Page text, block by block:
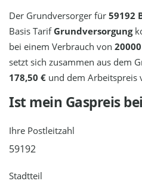
Der Grundversorger für59192
Basis Tarif Grundversorgung
bei einem Verbrauch von
setzt sich zusammen aus dem
178,50 € und dem Arbeitspreis
Ist mein Gaspreis bei
Ihre Postleitzahl
Stadtteil